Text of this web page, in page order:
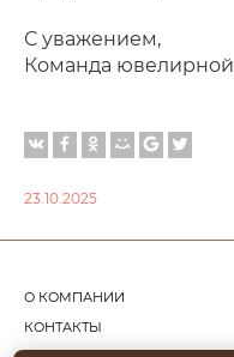
С уважением,
Команда
23.10.2025
О КОМПАНИИ
КОНТАКТЫ